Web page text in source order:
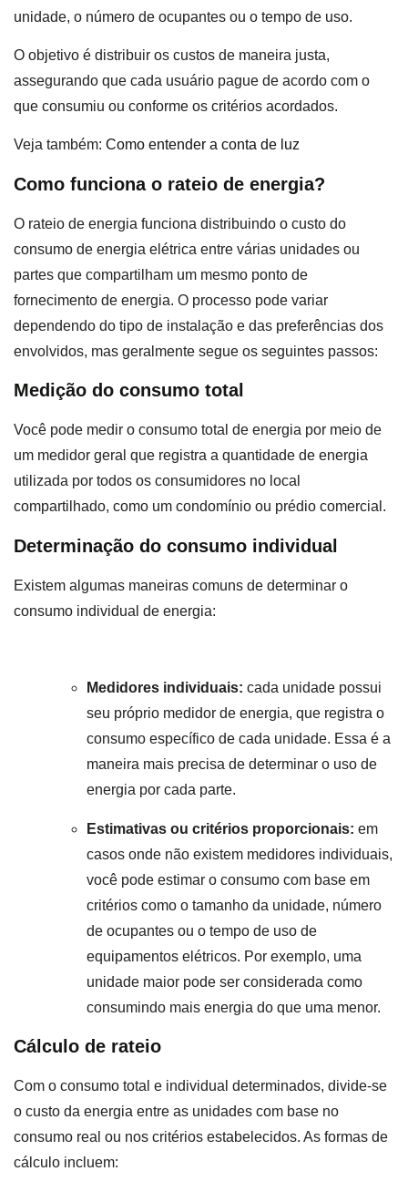
unidade, o número de ocupantes ou o tempo de uso.
O objetivo é distribuir os custos de maneira justa,
assegurando que cada usuário pague de acordo com o
que consumiu ou conforme os critérios acordados.
Veja também: Como entender a conta de luz
Como funciona o rateio de energia?
O rateio de energia funciona distribuindo o custo do
consumo de energia elétrica entre várias unidades ou
partes que compartilham um mesmo ponto de
fornecimento de energia. O processo pode variar
dependendo do tipo de instalação e das preferências dos
envolvidos, mas geralmente segue os seguintes passos:
Medição do consumo total
Você pode medir o consumo total de energia por meio de
um medidor geral que registra a quantidade de energia
utilizada por todos os consumidores no local
compartilhado, como um condomínio ou prédio comercial.
Determinação do consumo individual
Existem algumas maneiras comuns de determinar o
consumo individual de energia:
Medidores individuais: cada unidade possui
seu próprio medidor de energia, que registra o
consumo específico de cada unidade. Essa é a
maneira mais precisa de determinar o uso de
energia por cada parte.
Estimativas ou critérios proporcionais: em
casos onde não existem medidores individuais,
você pode estimar o consumo com base em
critérios como o tamanho da unidade, número
de ocupantes ou o tempo de uso de
equipamentos elétricos. Por exemplo, uma
unidade maior pode ser considerada como
consumindo mais energia do que uma menor.
Cálculo de rateio
Com o consumo total e individual determinados, divide-se
o custo da energia entre as unidades com base no
consumo real ou nos critérios estabelecidos. As formas de
cálculo incluem: